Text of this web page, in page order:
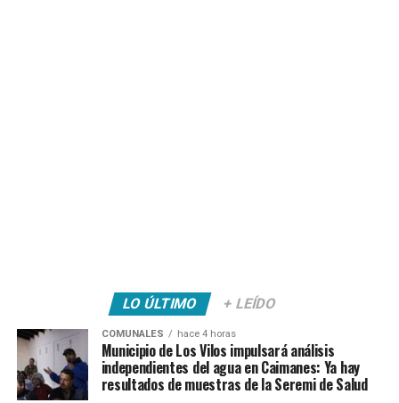
LO ÚLTIMO + LEÍDO
COMUNALES hace 4 horas
Municipio de Los Vilos impulsará análisis
independientes del agua en Caimanes: Ya hay
resultados de muestras de la Seremi de Salud